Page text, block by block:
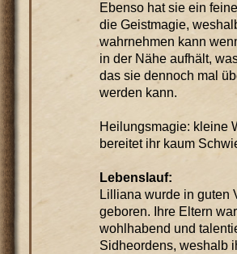
Ebenso hat sie ein
die Geistmagie,
wahrnehmen kann
in der Nähe aufhält,
das sie dennoch mal
werden kann.
Heilungsmagie: kleine
bereitet ihr kaum
Lebenslauf:
Lilliana wurde in guten
geboren. Ihre Eltern
wohlhabend und
Sidheordens, weshalb